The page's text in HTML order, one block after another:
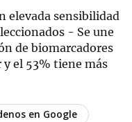
elevada sensibilidad
- Se une
de biomarcadores
y el 53% tiene más
en Google